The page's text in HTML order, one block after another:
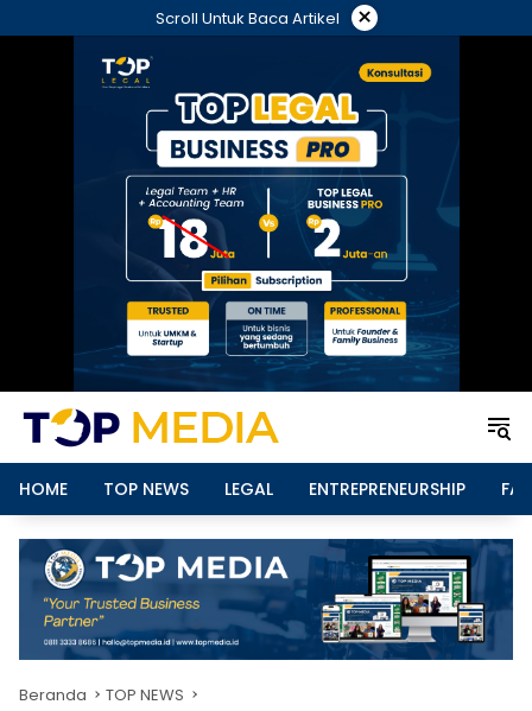
ke
Scroll Untuk Baca Artikel ×
HOME TOP NEWS LEGAL ENTREPRENEURSHIP
Beranda TOP NEWS